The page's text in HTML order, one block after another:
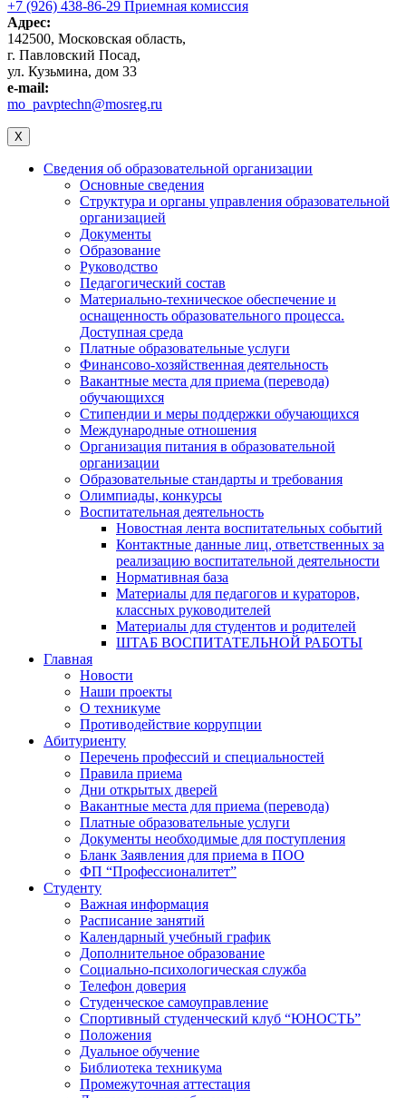
+7 (926) 438-86-29 Приемная комиссия
Адрес:
142500, Московская область,
г. Павловский Посад,
ул. Кузьмина, дом 33
e-mail:
mo_pavptechn@mosreg.ru
X
Сведения об образовательной организации
Основные сведения
Структура и органы управления образовательной
организацией
Документы
Образование
Руководство
Педагогический состав
Материально-техническое обеспечение и
оснащенность образовательного процесса.
Доступная среда
Платные образовательные услуги
Финансово-хозяйственная деятельность
Вакантные места для приема (перевода)
обучающихся
Стипендии и меры поддержки обучающихся
Международные отношения
Организация питания в образовательной
организации
Образовательные стандарты и требования
Олимпиады, конкурсы
Воспитательная деятельность
Новостная лента воспитательных событий
Контактные данные лиц, ответственных за
реализацию воспитательной деятельности
Нормативная база
Материалы для педагогов и кураторов,
классных руководителей
Материалы для студентов и родителей
ШТАБ ВОСПИТАТЕЛЬНОЙ РАБОТЫ
Главная
Новости
Наши проекты
О техникуме
Противодействие коррупции
Абитуриенту
Перечень профессий и специальностей
Правила приема
Дни открытых дверей
Вакантные места для приема (перевода)
Платные образовательные услуги
Документы необходимые для поступления
Бланк Заявления для приема в ПОО
ФП “Профессионалитет”
Студенту
Важная информация
Расписание занятий
Календарный учебный график
Дополнительное образование
Социально-психологическая служба
Телефон доверия
Студенческое самоуправление
Спортивный студенческий клуб “ЮНОСТЬ”
Положения
Дуальное обучение
Библиотека техникума
Промежуточная аттестация